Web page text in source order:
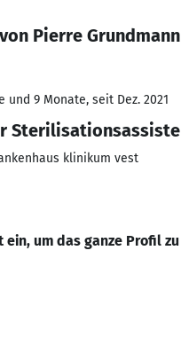
Pierre Grundmann
und 9 Monate, seit Dez. 2021
klinikum vest
ein, um das ganze Profil